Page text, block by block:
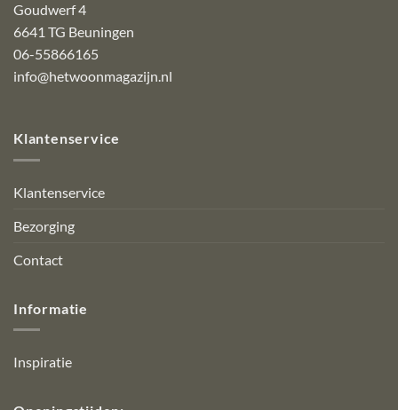
Goudwerf 4
6641 TG Beuningen
06-55866165
info@hetwoonmagazijn.nl
Klantenservice
Klantenservice
Bezorging
Contact
Informatie
Inspiratie